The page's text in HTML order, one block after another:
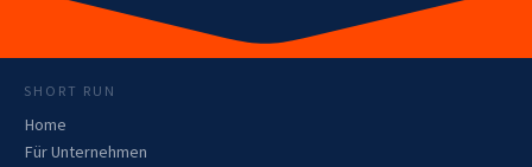
SHORT RUN
Home
Für Unternehmen